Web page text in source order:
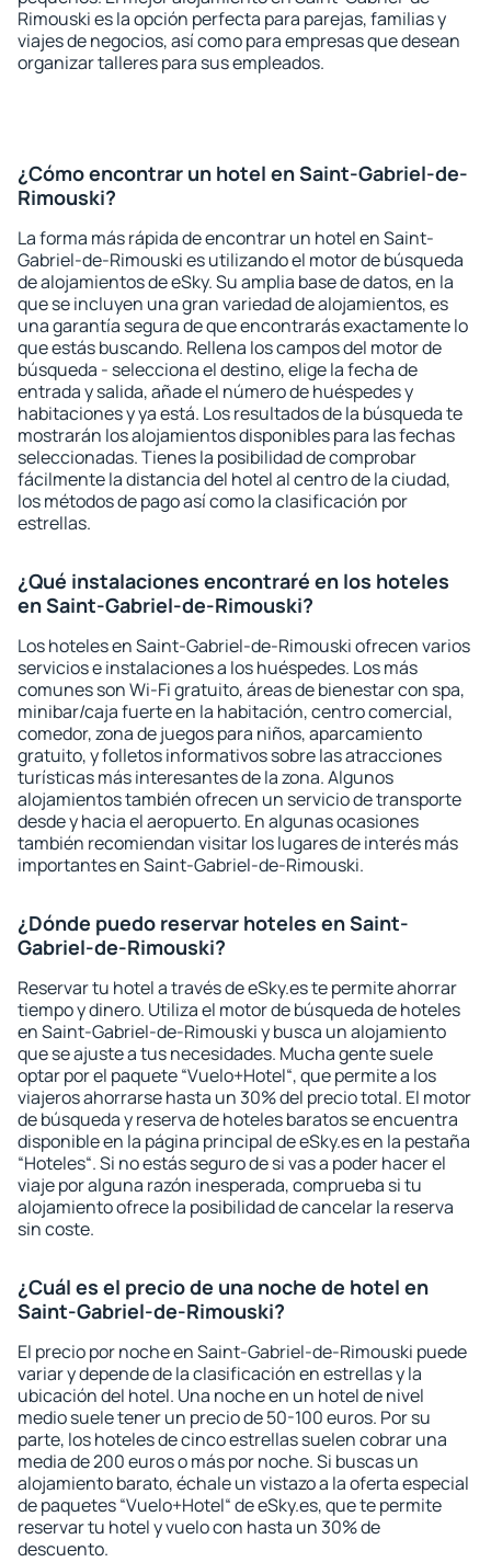
Rimouski es la opción perfecta para parejas, familias y
viajes de negocios, así como para empresas que desean
organizar talleres para sus empleados.
¿Cómo encontrar un hotel en Saint-Gabriel-de-
Rimouski?
La forma más rápida de encontrar un hotel en Saint-
Gabriel-de-Rimouski es utilizando el motor de búsqueda
de alojamientos de eSky. Su amplia base de datos, en la
que se incluyen una gran variedad de alojamientos, es
una garantía segura de que encontrarás exactamente lo
que estás buscando. Rellena los campos del motor de
búsqueda - selecciona el destino, elige la fecha de
entrada y salida, añade el número de huéspedes y
habitaciones y ya está. Los resultados de la búsqueda te
mostrarán los alojamientos disponibles para las fechas
seleccionadas. Tienes la posibilidad de comprobar
fácilmente la distancia del hotel al centro de la ciudad,
los métodos de pago así como la clasificación por
estrellas.
¿Qué instalaciones encontraré en los hoteles
en Saint-Gabriel-de-Rimouski?
Los hoteles en Saint-Gabriel-de-Rimouski ofrecen varios
servicios e instalaciones a los huéspedes. Los más
comunes son Wi-Fi gratuito, áreas de bienestar con spa,
minibar/caja fuerte en la habitación, centro comercial,
comedor, zona de juegos para niños, aparcamiento
gratuito, y folletos informativos sobre las atracciones
turísticas más interesantes de la zona. Algunos
alojamientos también ofrecen un servicio de transporte
desde y hacia el aeropuerto. En algunas ocasiones
también recomiendan visitar los lugares de interés más
importantes en Saint-Gabriel-de-Rimouski.
¿Dónde puedo reservar hoteles en Saint-
Gabriel-de-Rimouski?
Reservar tu hotel a través de eSky.es te permite ahorrar
tiempo y dinero. Utiliza el motor de búsqueda de hoteles
en Saint-Gabriel-de-Rimouski y busca un alojamiento
que se ajuste a tus necesidades. Mucha gente suele
optar por el paquete “Vuelo+Hotel“, que permite a los
viajeros ahorrarse hasta un 30% del precio total. El motor
de búsqueda y reserva de hoteles baratos se encuentra
disponible en la página principal de eSky.es en la pestaña
“Hoteles“. Si no estás seguro de si vas a poder hacer el
viaje por alguna razón inesperada, comprueba si tu
alojamiento ofrece la posibilidad de cancelar la reserva
sin coste.
¿Cuál es el precio de una noche de hotel en
Saint-Gabriel-de-Rimouski?
El precio por noche en Saint-Gabriel-de-Rimouski puede
variar y depende de la clasificación en estrellas y la
ubicación del hotel. Una noche en un hotel de nivel
medio suele tener un precio de 50-100 euros. Por su
parte, los hoteles de cinco estrellas suelen cobrar una
media de 200 euros o más por noche. Si buscas un
alojamiento barato, échale un vistazo a la oferta especial
de paquetes “Vuelo+Hotel“ de eSky.es, que te permite
reservar tu hotel y vuelo con hasta un 30% de
descuento.